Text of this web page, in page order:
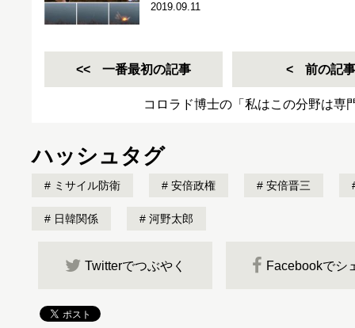
2019.09.11
一番最初の記事 前の記事
コロラド博士の「私はこの分野は専
ハッシュタグ
ミサイル防衛 安倍政権 安倍晋三
日韓関係 河野太郎
Twitterでつぶやく Facebookでシ